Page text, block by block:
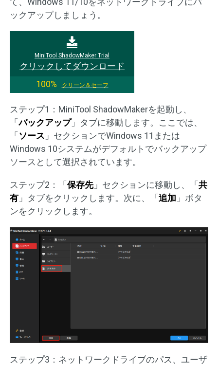
ックアップしましょう。
MiniTool ShadowMaker Trial
クリックしてダウンロード
100%
クリーン＆セーフ
ステップ1：MiniTool ShadowMakerを起動し、
「バックアップ」タブに移動します。ここでは、
「ソース 」セクションでWindows 11または
Windows 10システムがデフォルトでバックアップ
ソースとして選択されています。
ステップ2：「保存先」セクションに移動し、「共
有 」タブをクリックします。次に、「追加 」ボタ
ンをクリックします。
ステップ3：ネットワークドライブのパス、ユーザ